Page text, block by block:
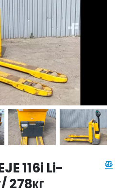
116i Li-
278кг